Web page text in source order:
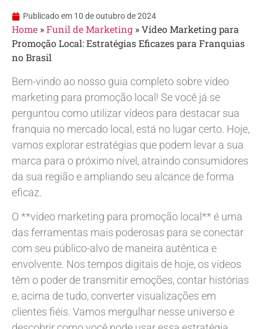
Publicado em 10 de outubro de 2024
Home »Funil de Marketing »Vídeo Marketing para
Promoção Local: Estratégias Eficazes para Franquias
no Brasil
Bem-vindo ao nosso guia completo sobre vídeo
marketing para promoção local! Se você já se
perguntou como utilizar vídeos para destacar sua
franquia no mercado local, está no lugar certo. Hoje,
vamos explorar estratégias que podem levar a sua
marca para o próximo nível, atraindo consumidores
da sua região e ampliando seu alcance de forma
eficaz.
O **vídeo marketing para promoção local** é uma
das ferramentas mais poderosas para se conectar
com seu público-alvo de maneira autêntica e
envolvente. Nos tempos digitais de hoje, os vídeos
têm o poder de transmitir emoções, contar histórias
e, acima de tudo, converter visualizações em
clientes fiéis. Vamos mergulhar nesse universo e